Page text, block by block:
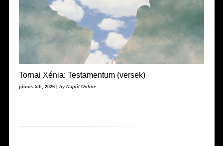
Tornai Xénia: Testamentum (versek)
június 5th, 2026 | by Napút Online